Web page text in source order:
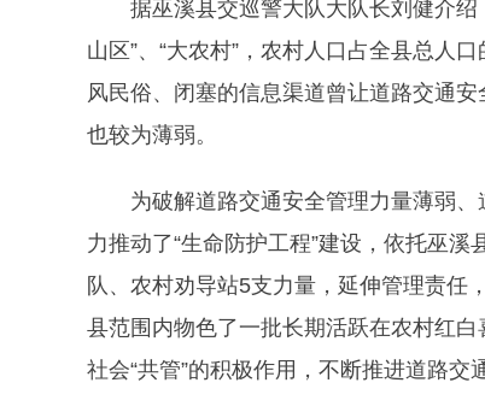
据巫溪县交巡警大队大队长刘健介
山区”、“大农村”，农村人口占全县总人
风民俗、闭塞的信息渠道曾让道路交通
也较为薄弱。
为破解道路交通安全管理力量薄弱
力推动了“生命防护工程”建设，依托巫
队、农村劝导站5支力量，延伸管理责任
县范围内物色了一批长期活跃在农村红白
社会“共管”的积极作用，不断推进道路交